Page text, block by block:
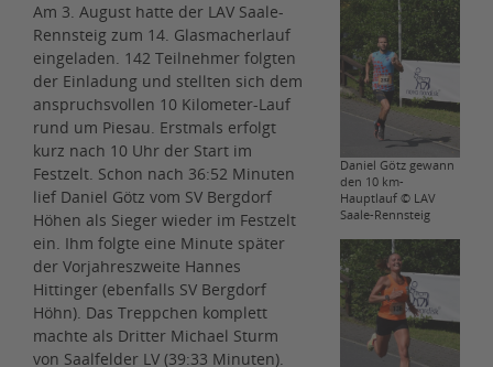
Am 3. August hatte der LAV Saale-
Rennsteig zum 14. Glasmacherlauf
eingeladen. 142 Teilnehmer folgten
der Einladung und stellten sich dem
anspruchsvollen 10 Kilometer-Lauf
rund um Piesau. Erstmals erfolgt
kurz nach 10 Uhr der Start im
Festzelt. Schon nach 36:52 Minuten
lief Daniel Götz vom SV Bergdorf
Höhen als Sieger wieder im Festzelt
ein. Ihm folgte eine Minute später
der Vorjahreszweite Hannes
Hittinger (ebenfalls SV Bergdorf
Höhn). Das Treppchen komplett
machte als Dritter Michael Sturm
von Saalfelder LV (39:33 Minuten).
Daniel Götz gewann
den 10 km-
Hauptlauf © LAV
Saale-Rennsteig